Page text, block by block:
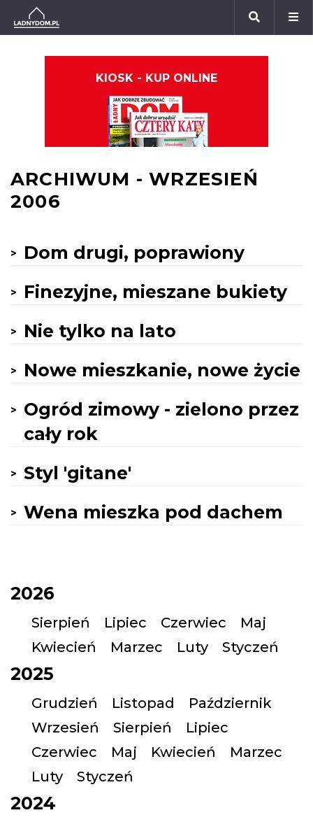
KIOSK - KUP ONLINE
ARCHIWUM - WRZESIEŃ
2006
Dom drugi, poprawiony
Finezyjne, mieszane bukiety
Nie tylko na lato
Nowe mieszkanie, nowe życie
Ogród zimowy - zielono przez
cały rok
Styl 'gitane'
Wena mieszka pod dachem
2026
Sierpień Lipiec Czerwiec
Maj
Kwiecień
Marzec Luty Styczeń
2025
Grudzień Listopad
Październik
Wrzesień
Sierpień
Lipiec
Czerwiec
Maj Kwiecień
Marzec
Luty
Styczeń
2024